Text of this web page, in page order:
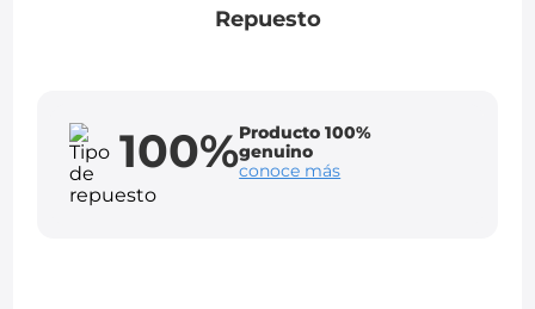
Repuesto
100%Producto 100%
genuino
conoce más